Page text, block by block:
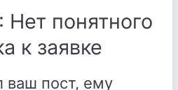
понятного
к заявке
ваш пост, ему